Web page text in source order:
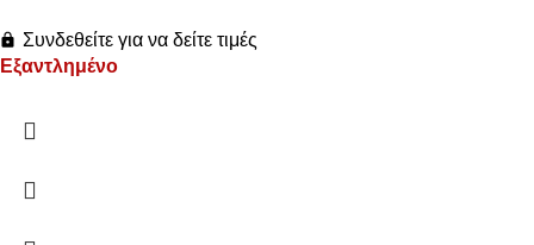
Συνδεθείτε για να δείτε τιμές
Εξαντλημένο